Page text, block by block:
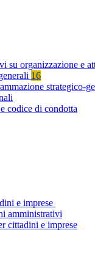
su organizzazione e
16
strategico-
codice di condotta
e imprese
amministrativi
cittadini e imprese